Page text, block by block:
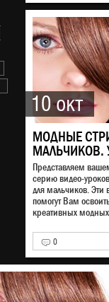
10 окт
МОДНЫЕ
МАЛЬЧИКОВ.
Представляем
серию видео-
для мальчиков. Эти
помогут Вам
креативных
0